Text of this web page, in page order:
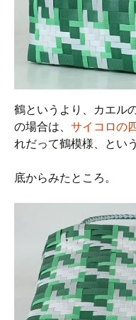
鶴というより、カエル
の場合は、 サイコロの
れだって鶴模様、とい
底からみたところ。